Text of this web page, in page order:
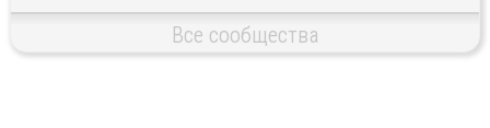
Все сообщества